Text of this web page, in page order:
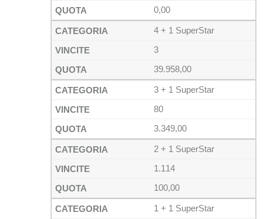
0,00
4 + 1 SuperStar
3
39.958,00
3 + 1 SuperStar
80
3.349,00
2 + 1 SuperStar
1.114
100,00
1 + 1 SuperStar